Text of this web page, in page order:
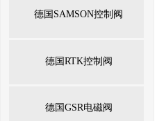
德国SAMSON控制阀
德国RTK控制阀
德国GSR电磁阀